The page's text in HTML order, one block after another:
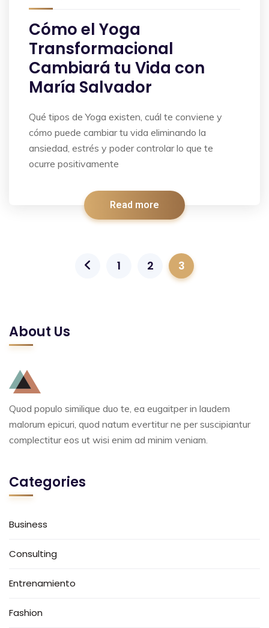
Cómo el Yoga
Transformacional
Cambiará tu Vida con
María Salvador
Qué tipos de Yoga existen, cuál te conviene y
cómo puede cambiar tu vida eliminando la
ansiedad, estrés y poder controlar lo que te
ocurre positivamente
Read more
1 2 3
About Us
Quod populo similique duo te, ea eugaitper in laudem
malorum epicuri, quod natum evertitur ne per suscipiantur
complectitur eos ut wisi enim ad minim veniam.
Categories
Business
Consulting
Entrenamiento
Fashion